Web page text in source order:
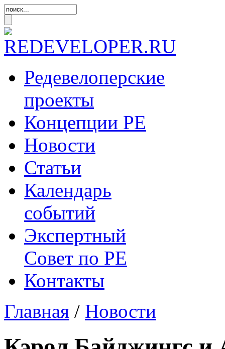
Редевелоперские
проекты
Концепции РЕ
Новости
Статьи
Календарь
событий
Экспертный
Совет по РЕ
Контакты
Главная / Новости